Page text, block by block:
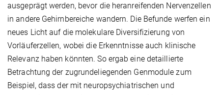
ausgeprägt werden, bevor die heranreifenden Nervenzellen
in andere Gehirnbereiche wandern. Die Befunde werfen ein
neues Licht auf die molekulare Diversifizierung von
Vorläuferzellen, wobei die Erkenntnisse auch klinische
Relevanz haben könnten. So ergab eine detaillierte
Betrachtung der zugrundeliegenden Genmodule zum
Beispiel, dass der mit neuropsychiatrischen und